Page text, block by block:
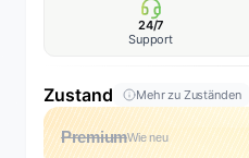
24/7
Support
Zustand Mehr zu Zuständen
PremiumWie neu